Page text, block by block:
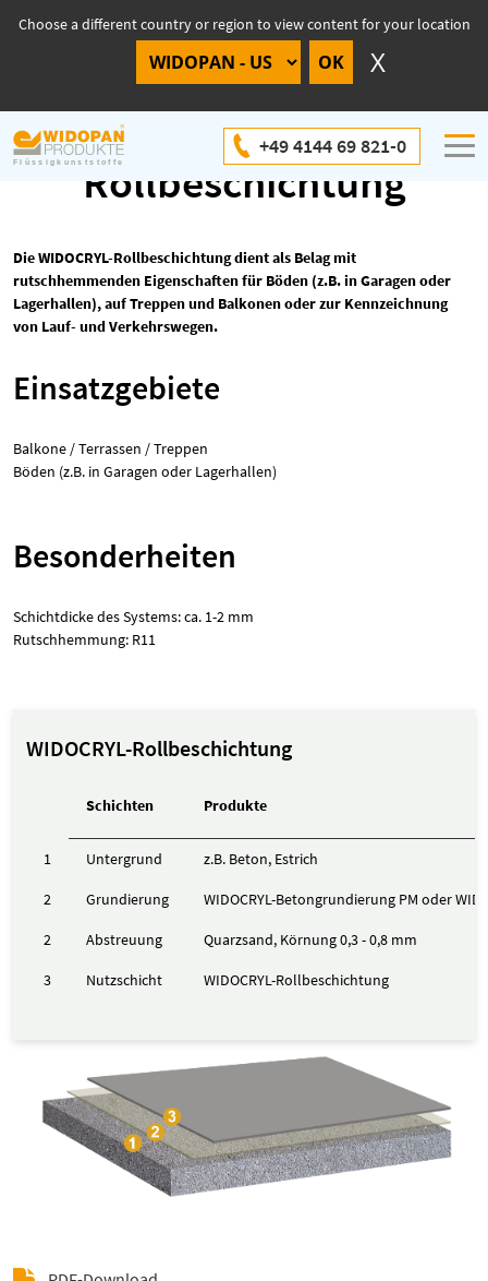
Choose a different country or region to view content for your location
+49 4144 69 821-0
WIDOCRYL-
Rollbeschichtung
Die WIDOCRYL-Rollbeschichtung dient als Belag mit
rutschhemmenden Eigenschaften für Böden (z.B. in Garagen oder
Lagerhallen), auf Treppen und Balkonen oder zur Kennzeichnung
von Lauf- und Verkehrswegen.
Einsatzgebiete
Balkone / Terrassen / Treppen
Böden (z.B. in Garagen oder Lagerhallen)
Besonderheiten
Schichtdicke des Systems: ca. 1-2 mm
Rutschhemmung: R11
WIDOCRYL-Rollbeschichtung
Schichten Produkte
1 Untergrund z.B. Beton, Estrich
2 Grundierung WIDOCRYL-Betongrundierung PM oder
2 Abstreuung Quarzsand, Körnung 0,3 - 0,8 mm
3 Nutzschicht WIDOCRYL-Rollbeschichtung